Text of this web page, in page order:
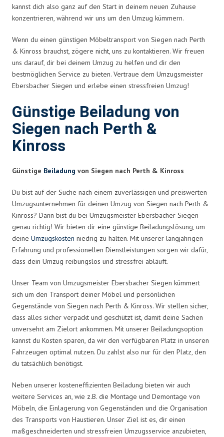
kannst dich also ganz auf den Start in deinem neuen Zuhause
konzentrieren, während wir uns um den Umzug kümmern.
Wenn du einen günstigen Möbeltransport von Siegen nach Perth
& Kinross brauchst, zögere nicht, uns zu kontaktieren. Wir freuen
uns darauf, dir bei deinem Umzug zu helfen und dir den
bestmöglichen Service zu bieten. Vertraue dem Umzugsmeister
Ebersbacher Siegen und erlebe einen stressfreien Umzug!
Günstige Beiladung von
Siegen nach Perth &
Kinross
Günstige Beiladung von Siegen nach Perth & Kinross
Du bist auf der Suche nach einem zuverlässigen und preiswerten
Umzugsunternehmen für deinen Umzug von Siegen nach Perth &
Kinross? Dann bist du bei Umzugsmeister Ebersbacher Siegen
genau richtig! Wir bieten dir eine günstige Beiladungslösung, um
deine Umzugskosten niedrig zu halten. Mit unserer langjährigen
Erfahrung und professionellen Dienstleistungen sorgen wir dafür,
dass dein Umzug reibungslos und stressfrei abläuft.
Unser Team von Umzugsmeister Ebersbacher Siegen kümmert
sich um den Transport deiner Möbel und persönlichen
Gegenstände von Siegen nach Perth & Kinross. Wir stellen sicher,
dass alles sicher verpackt und geschützt ist, damit deine Sachen
unversehrt am Zielort ankommen. Mit unserer Beiladungsoption
kannst du Kosten sparen, da wir den verfügbaren Platz in unseren
Fahrzeugen optimal nutzen. Du zahlst also nur für den Platz, den
du tatsächlich benötigst.
Neben unserer kosteneffizienten Beiladung bieten wir auch
weitere Services an, wie z.B. die Montage und Demontage von
Möbeln, die Einlagerung von Gegenständen und die Organisation
des Transports von Haustieren. Unser Ziel ist es, dir einen
maßgeschneiderten und stressfreien Umzugsservice anzubieten,